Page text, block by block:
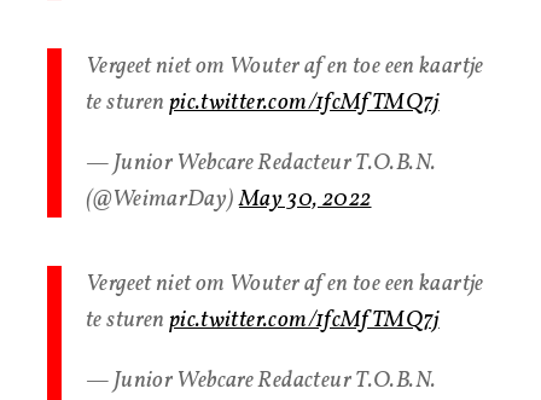
Vergeet niet om Wouter af en toe een kaartje
te sturenpic.twitter.com/1fcMfTMQ7j
— Junior Webcare Redacteur T.O.B.N.
(@WeimarDay)May 30, 2022
Vergeet niet om Wouter af en toe een kaartje
te sturenpic.twitter.com/1fcMfTMQ7j
— Junior Webcare Redacteur T.O.B.N.